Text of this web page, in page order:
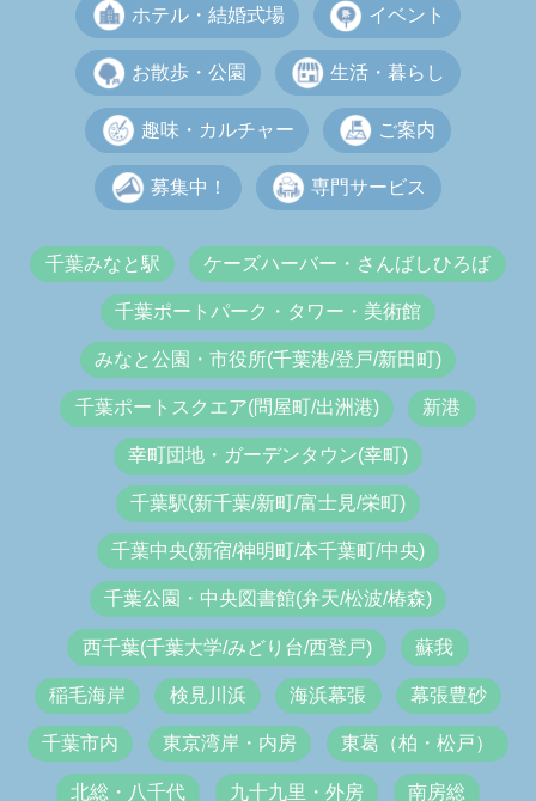
ホテル・結婚式場 イベント
お散歩・公園 生活・暮らし
趣味・カルチャー ご案内
募集中！ 専門サービス
千葉みなと駅 ケーズハーバー・さんばしひろば
千葉ポートパーク・タワー・美術館
みなと公園・市役所(千葉港/登戸/新田町)
千葉ポートスクエア(問屋町/出洲港) 新港
幸町団地・ガーデンタウン(幸町)
千葉駅(新千葉/新町/富士見/栄町)
千葉中央(新宿/神明町/本千葉町/中央)
千葉公園・中央図書館(弁天/松波/椿森)
西千葉(千葉大学/みどり台/西登戸) 蘇我
稲毛海岸 検見川浜 海浜幕張 幕張豊砂
千葉市内 東京湾岸・内房 東葛（柏・松戸）
北総・八千代 九十九里・外房 南房総